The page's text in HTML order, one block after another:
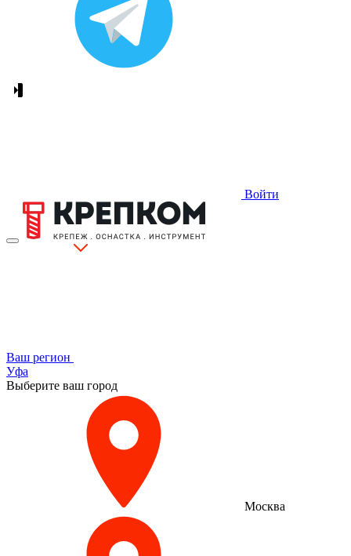
Войти
Ваш регион
Уфа
Выберите ваш город
Москва